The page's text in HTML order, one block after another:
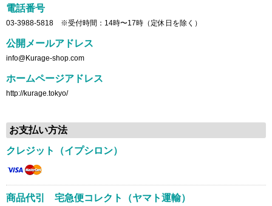
電話番号
03-3988-5818 ※受付時間：14時〜17時（定休日を除く）
公開メールアドレス
info@Kurage-shop.com
ホームページアドレス
http://kurage.tokyo/
お支払い方法
クレジット（イプシロン）
商品代引 宅急便コレクト（ヤマト運輸）